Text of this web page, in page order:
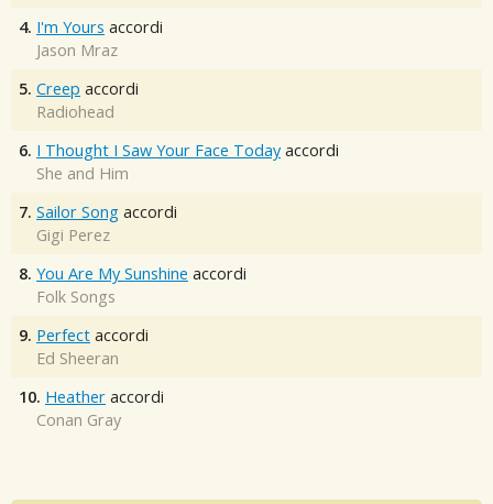
4. I'm Yours accordi
Jason Mraz
5. Creep accordi
Radiohead
6. I Thought I Saw Your Face Today accordi
She and Him
7. Sailor Song accordi
Gigi Perez
8. You Are My Sunshine accordi
Folk Songs
9. Perfect accordi
Ed Sheeran
10. Heather accordi
Conan Gray